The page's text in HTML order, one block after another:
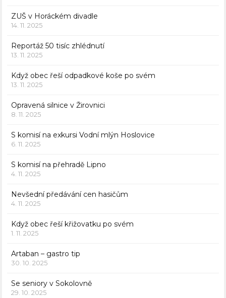
ZUŠ v Horáckém divadle
14. 11. 2025
Reportáž 50 tisíc zhlédnutí
13. 11. 2025
Když obec řeší odpadkové koše po svém
13. 11. 2025
Opravená silnice v Žirovnici
8. 11. 2025
S komisí na exkursi Vodní mlýn Hoslovice
6. 11. 2025
S komisí na přehradě Lipno
4. 11. 2025
Nevšední předávání cen hasičům
4. 11. 2025
Když obec řeší křižovatku po svém
1. 11. 2025
Artaban – gastro tip
30. 10. 2025
Se seniory v Sokolovně
29. 10. 2025